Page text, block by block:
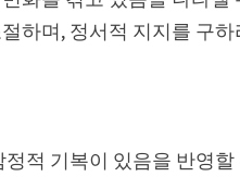
하며, 정서적 지지를 구
적 기복이 있음을 반영